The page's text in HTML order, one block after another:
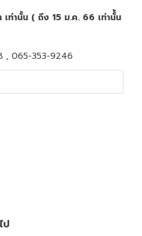
ท่านั้น ( ถึง 15 ม.ค. 66 เท่านั้้น
, 065-353-9246
ป